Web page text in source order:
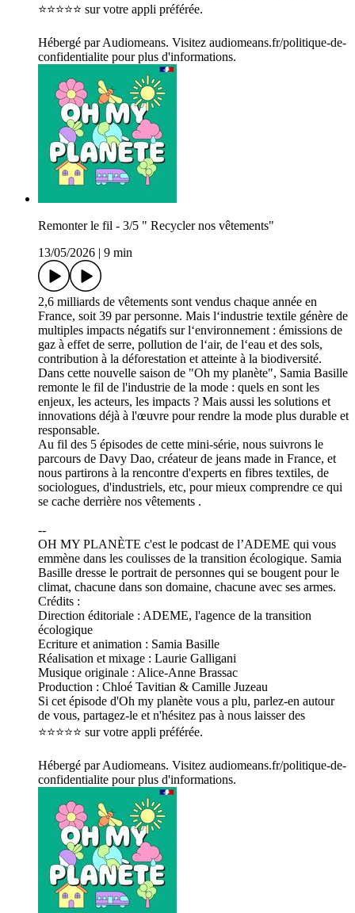
⭐️⭐️⭐️⭐️⭐️ sur votre appli préférée.
Hébergé par Audiomeans. Visitez audiomeans.fr/politique-de-
confidentialite pour plus d'informations.
Remonter le fil - 3/5 " Recycler nos vêtements"
13/05/2026 | 9 min
2,6 milliards de vêtements sont vendus chaque année en
France, soit 39 par personne. Mais l‘industrie textile génère de
multiples impacts négatifs sur l‘environnement : émissions de
gaz à effet de serre, pollution de l‘air, de l‘eau et des sols,
contribution à la déforestation et atteinte à la biodiversité.
Dans cette nouvelle saison de "Oh my planète", Samia Basille
remonte le fil de l'industrie de la mode : quels en sont les
enjeux, les acteurs, les impacts ? Mais aussi les solutions et
innovations déjà à l'œuvre pour rendre la mode plus durable et
responsable.
Au fil des 5 épisodes de cette mini-série, nous suivrons le
parcours de Davy Dao, créateur de jeans made in France, et
nous partirons à la rencontre d'experts en fibres textiles, de
sociologues, d'industriels, etc, pour mieux comprendre ce qui
se cache derrière nos vêtements .
--
OH MY PLANÈTE c'est le podcast de l’ADEME qui vous
emmène dans les coulisses de la transition écologique. Samia
Basille dresse le portrait de personnes qui se bougent pour le
climat, chacune dans son domaine, chacune avec ses armes.
Crédits :
Direction éditoriale : ADEME, l'agence de la transition
écologique
Ecriture et animation : Samia Basille
Réalisation et mixage : Laurie Galligani
Musique originale : Alice-Anne Brassac
Production : Chloé Tavitian & Camille Juzeau
Si cet épisode d'Oh my planète vous a plu, parlez-en autour
de vous, partagez-le et n'hésitez pas à nous laisser des
⭐️⭐️⭐️⭐️⭐️ sur votre appli préférée.
Hébergé par Audiomeans. Visitez audiomeans.fr/politique-de-
confidentialite pour plus d'informations.